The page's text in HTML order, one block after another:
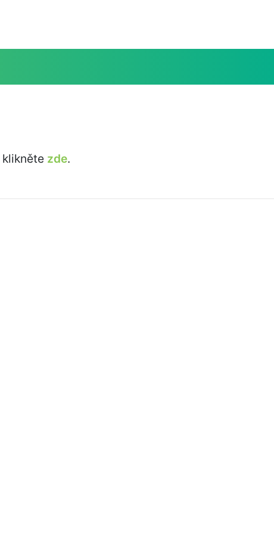
klikněte zde.